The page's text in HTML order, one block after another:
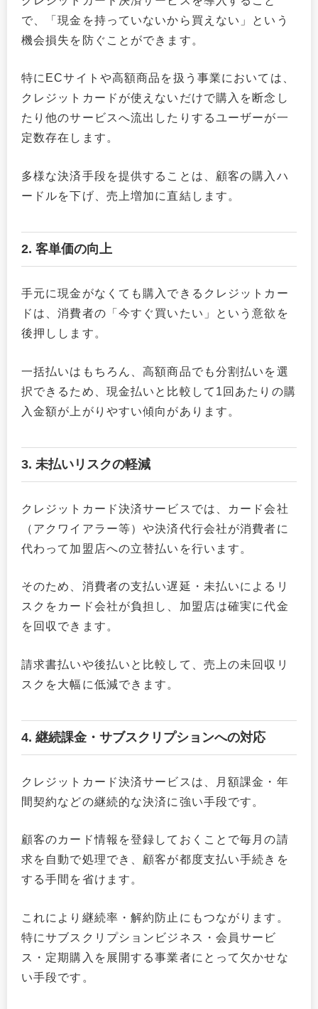
で、「現金を持っていないから買えない」という
機会損失を防ぐことができます。
特にECサイトや高額商品を扱う事業においては、
クレジットカードが使えないだけで購入を断念し
たり他のサービスへ流出したりするユーザーが一
定数存在します。
多様な決済手段を提供することは、顧客の購入ハ
ードルを下げ、売上増加に直結します。
2. 客単価の向上
手元に現金がなくても購入できるクレジットカー
ドは、消費者の「今すぐ買いたい」という意欲を
後押しします。
一括払いはもちろん、高額商品でも分割払いを選
択できるため、現金払いと比較して1回あたりの購
入金額が上がりやすい傾向があります。
3. 未払いリスクの軽減
クレジットカード決済サービスでは、カード会社
（アクワイアラー等）や決済代行会社が消費者に
代わって加盟店への立替払いを行います。
そのため、消費者の支払い遅延・未払いによるリ
スクをカード会社が負担し、加盟店は確実に代金
を回収できます。
請求書払いや後払いと比較して、売上の未回収リ
スクを大幅に低減できます。
4. 継続課金・サブスクリプションへの対応
クレジットカード決済サービスは、月額課金・年
間契約などの継続的な決済に強い手段です。
顧客のカード情報を登録しておくことで毎月の請
求を自動で処理でき、顧客が都度支払い手続きを
する手間を省けます。
これにより継続率・解約防止にもつながります。
特にサブスクリプションビジネス・会員サービ
ス・定期購入を展開する事業者にとって欠かせな
い手段です。